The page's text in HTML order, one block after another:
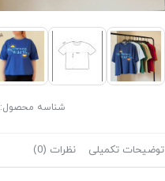
شناسه محصول:
توضیحات تکمیلی نظرات (0)